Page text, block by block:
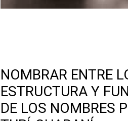
NOMBRAR ENTRE
ESTRUCTURA Y
DE LOS NOMBRES